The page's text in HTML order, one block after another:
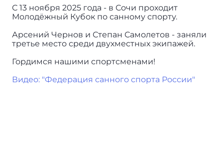
С 13 ноября 2025 года - в Сочи проходит
Молодёжный Кубок по санному спорту.
Арсений Чернов и Степан Самолетов - заняли
третье место среди двухместных экипажей.
Гордимся нашими спортсменами!
Видео: "Федерация санного спорта России"